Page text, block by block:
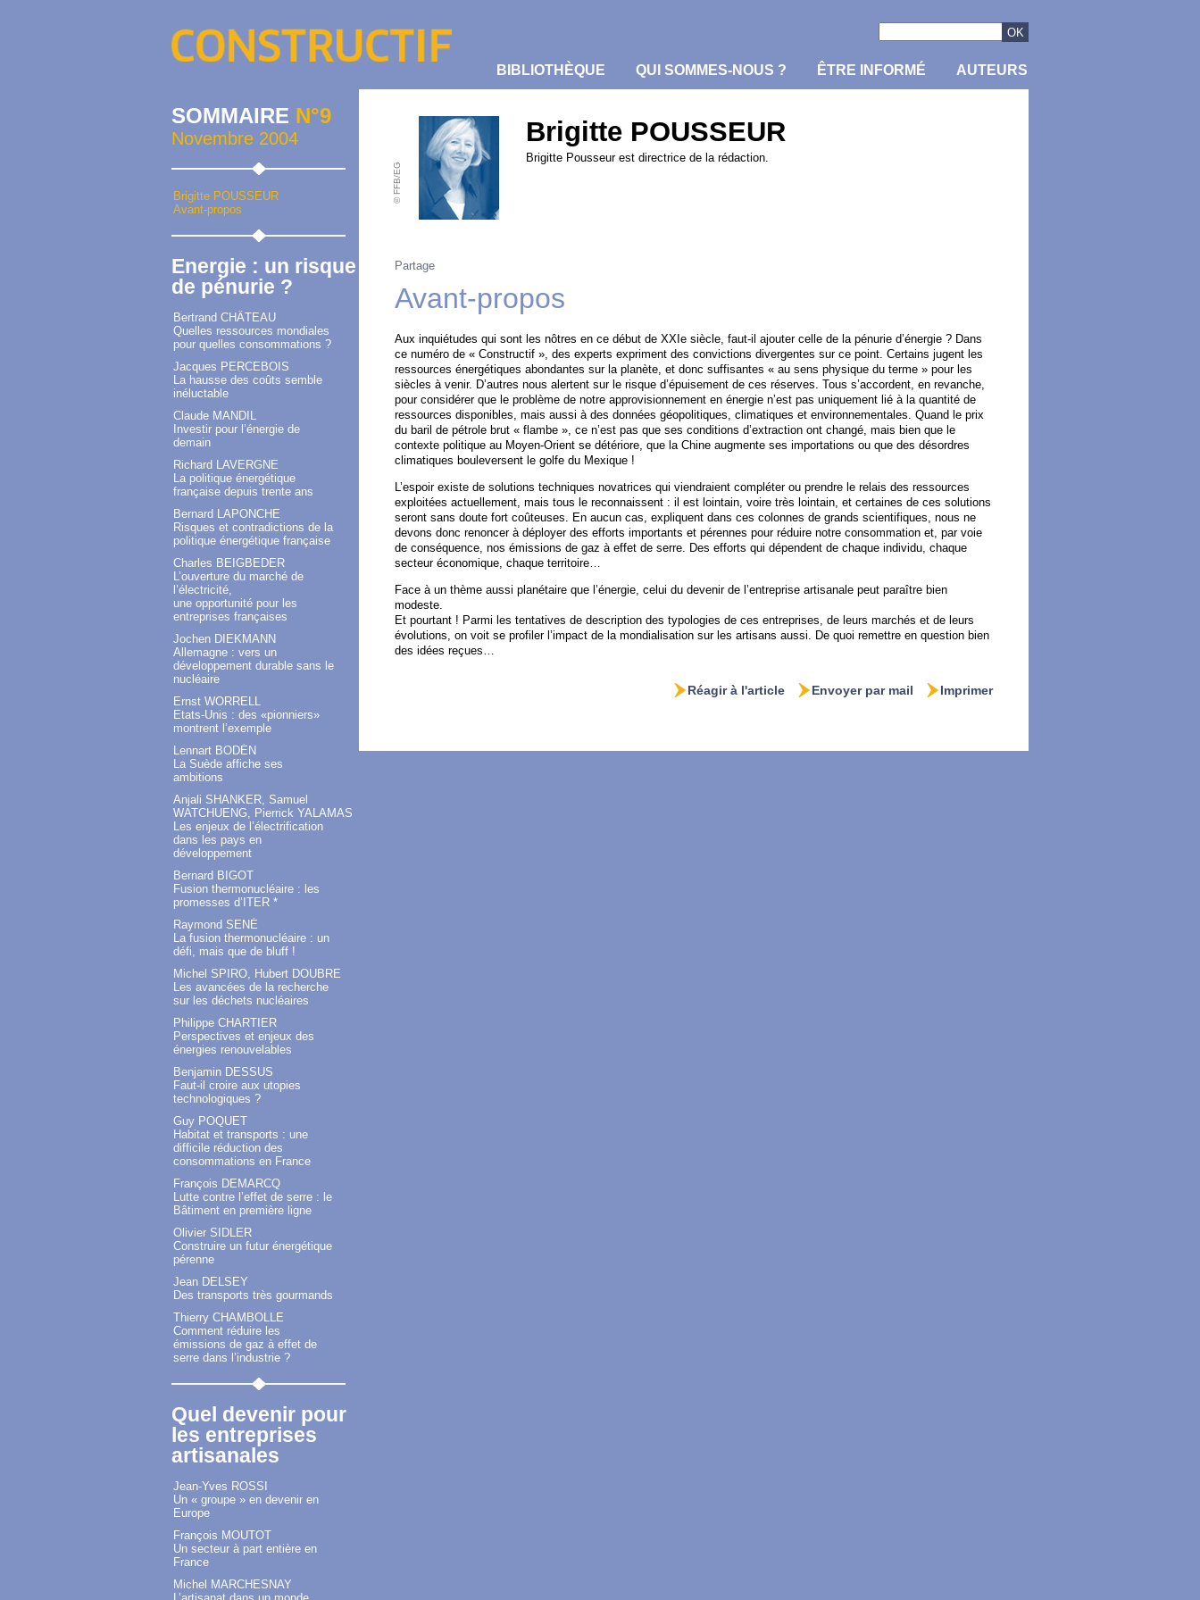
BIBLIOTHÈQUE QUI SOMMES-NOUS ? ÊTRE INFORMÉ AUTEURS
SOMMAIRE N°9
Novembre 2004
Brigitte POUSSEUR
Avant-propos
Energie : un risque
de pénurie ?
Bertrand CHÂTEAU
Quelles ressources mondiales
pour quelles consommations ?
Jacques PERCEBOIS
La hausse des coûts semble
inéluctable
Claude MANDIL
Investir pour l’énergie de
demain
Richard LAVERGNE
La politique énergétique
française depuis trente ans
Bernard LAPONCHE
Risques et contradictions de la
politique énergétique française
Charles BEIGBEDER
L’ouverture du marché de
l’électricité,
une opportunité pour les
entreprises françaises
Jochen DIEKMANN
Allemagne : vers un
développement durable sans le
nucléaire
Ernst WORRELL
Etats-Unis : des «pionniers»
montrent l’exemple
Lennart BODÉN
La Suède affiche ses
ambitions
Anjali SHANKER, Samuel
WATCHUENG, Pierrick YALAMAS
Les enjeux de l’électrification
dans les pays en
développement
Bernard BIGOT
Fusion thermonucléaire : les
promesses d’ITER *
Raymond SENÉ
La fusion thermonucléaire : un
défi, mais que de bluff !
Michel SPIRO, Hubert DOUBRE
Les avancées de la recherche
sur les déchets nucléaires
Philippe CHARTIER
Perspectives et enjeux des
énergies renouvelables
Benjamin DESSUS
Faut-il croire aux utopies
technologiques ?
Guy POQUET
Habitat et transports : une
difficile réduction des
consommations en France
François DEMARCQ
Lutte contre l’effet de serre : le
Bâtiment en première ligne
Olivier SIDLER
Construire un futur énergétique
pérenne
Jean DELSEY
Des transports très gourmands
Thierry CHAMBOLLE
Comment réduire les
émissions de gaz à effet de
serre dans l’industrie ?
Quel devenir pour
les entreprises
artisanales
Jean-Yves ROSSI
Un « groupe » en devenir en
Europe
François MOUTOT
Un secteur à part entière en
France
Michel MARCHESNAY
© FFB/EG
Brigitte POUSSEUR
Brigitte Pousseur est directrice de la rédaction.
Partage
Avant-propos
Aux inquiétudes qui sont les nôtres en ce début de XXIe siècle, faut-il ajouter celle de la pénurie d’énergie ? Dans
ce numéro de « Constructif », des experts expriment des convictions divergentes sur ce point. Certains jugent les
ressources énergétiques abondantes sur la planète, et donc suffisantes « au sens physique du terme » pour les
siècles à venir. D’autres nous alertent sur le risque d’épuisement de ces réserves. Tous s’accordent, en revanche,
pour considérer que le problème de notre approvisionnement en énergie n’est pas uniquement lié à la quantité de
ressources disponibles, mais aussi à des données géopolitiques, climatiques et environnementales. Quand le prix
du baril de pétrole brut « flambe », ce n’est pas que ses conditions d’extraction ont changé, mais bien que le
contexte politique au Moyen-Orient se détériore, que la Chine augmente ses importations ou que des désordres
climatiques bouleversent le golfe du Mexique !
L’espoir existe de solutions techniques novatrices qui viendraient compléter ou prendre le relais des ressources
exploitées actuellement, mais tous le reconnaissent : il est lointain, voire très lointain, et certaines de ces solutions
seront sans doute fort coûteuses. En aucun cas, expliquent dans ces colonnes de grands scientifiques, nous ne
devons donc renoncer à déployer des efforts importants et pérennes pour réduire notre consommation et, par voie
de conséquence, nos émissions de gaz à effet de serre. Des efforts qui dépendent de chaque individu, chaque
secteur économique, chaque territoire…
Face à un thème aussi planétaire que l’énergie, celui du devenir de l’entreprise artisanale peut paraître bien
modeste.
Et pourtant ! Parmi les tentatives de description des typologies de ces entreprises, de leurs marchés et de leurs
évolutions, on voit se profiler l’impact de la mondialisation sur les artisans aussi. De quoi remettre en question bien
des idées reçues…
Imprimer
Envoyer par mail
Réagir à l'article